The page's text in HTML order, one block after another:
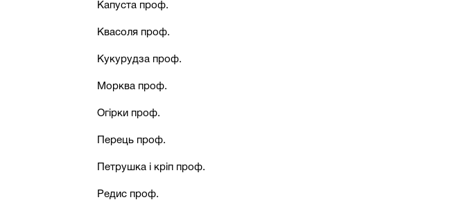
Капуста проф.
Квасоля проф.
Кукурудза проф.
Морква проф.
Огірки проф.
Перець проф.
Петрушка і кріп проф.
Редис проф.